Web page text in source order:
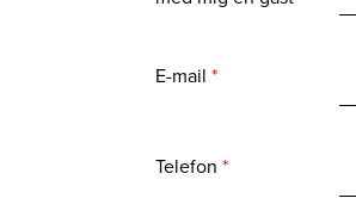
E-mail *
Telefon *